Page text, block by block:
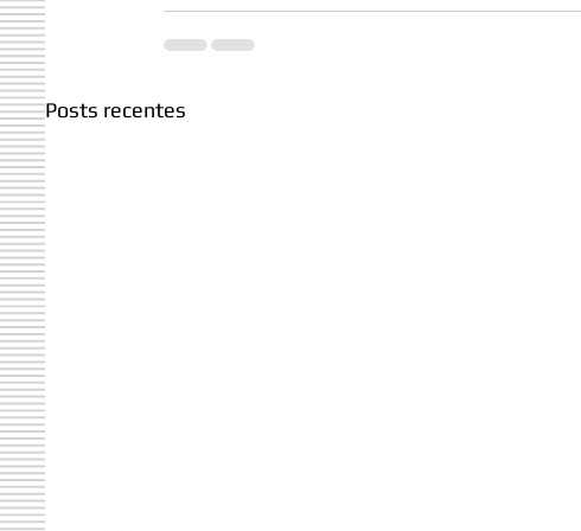
Posts recentes